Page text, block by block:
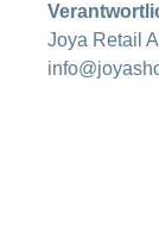
Joya Retail